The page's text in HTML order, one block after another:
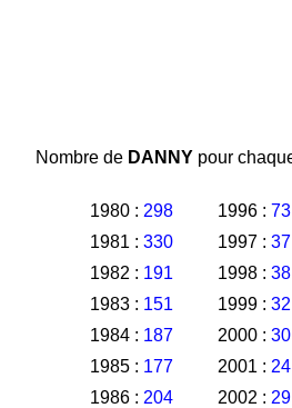
Nombre de DANNY pour
1980 : 298
1981 : 330
1982 : 191
1983 : 151
1984 : 187
1985 : 177
1986 : 204
1996 : 73
1997 : 37
1998 : 38
1999 : 32
2000 : 30
2001 : 24
2002 : 29